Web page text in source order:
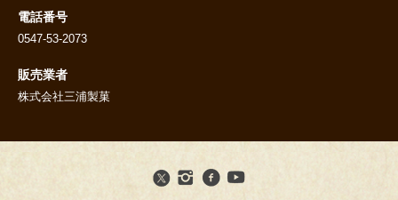
電話番号
0547-53-2073
販売業者
株式会社三浦製菓